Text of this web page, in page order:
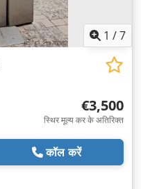
1 /7
€3,500
स्थिर मूल्य कर के अतिरिक्त
कॉल करें